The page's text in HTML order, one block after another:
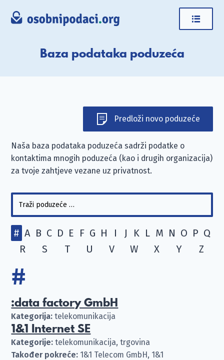
Baza podataka poduzeća
Predloži novo poduzeće
Naša baza podataka poduzeća sadrži podatke o
kontaktima mnogih poduzeća (kao i drugih organizacija)
za tvoje zahtjeve vezane uz privatnost.
# A B C D E F G H I J K L M N O P Q
R
S T U V W X Y Z
#
:data factory GmbH
Kategorija: telekomunikacija
1&1 Internet SE
Kategorije: telekomunikacija, trgovina
Također pokreće: 1&1 Telecom GmbH, 1&1